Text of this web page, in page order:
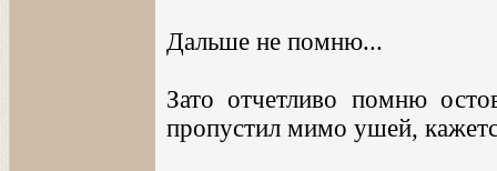
Дальше не помню...
Зато отчетливо помню
пропустил мимо ушей,